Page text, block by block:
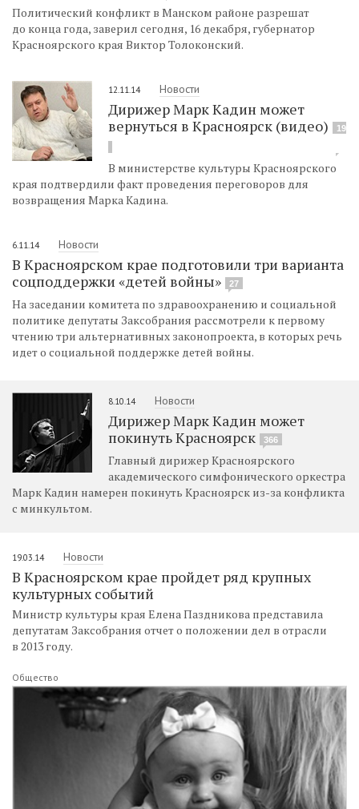
Политический конфликт в Манском районе разрешат
до конца года, заверил сегодня, 16 декабря, губернатор
Красноярского края Виктор Толоконский.
12.11.14 Новости
Дирижер Марк Кадин может
вернуться в Красноярск (видео)
19
В министерстве культуры Красноярского
края подтвердили факт проведения переговоров для
возвращения Марка Кадина.
6.11.14 Новости
В Красноярском крае подготовили три варианта
соцподдержки «детей войны»
27
На заседании комитета по здравоохранению и социальной
политике депутаты Заксобрания рассмотрели к первому
чтению три альтернативных законопроекта, в которых речь
идет о социальной поддержке детей войны.
8.10.14 Новости
Дирижер Марк Кадин может
покинуть Красноярск
366
Главный дирижер Красноярского
академического симфонического оркестра
Марк Кадин намерен покинуть Красноярск из-за конфликта
с минкультом.
19.03.14 Новости
В Красноярском крае пройдет ряд крупных
культурных событий
Министр культуры края Елена Паздникова представила
депутатам Заксобрания отчет о положении дел в отрасли
в 2013 году.
Общество